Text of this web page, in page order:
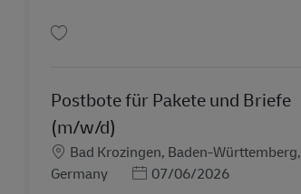
Postbote für Pakete und Briefe
(m/w/d)
LokasiBad Krozingen, Baden-Württemberg,
Germany
Posted Date
07/06/2026